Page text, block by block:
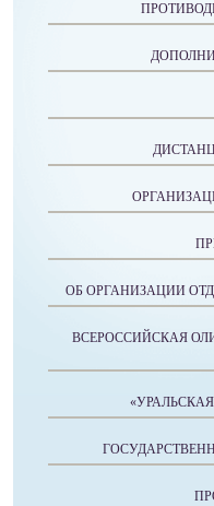
ОБ ОРГАНИЗАЦИИ
ВСЕРОССИЙСКАЯ